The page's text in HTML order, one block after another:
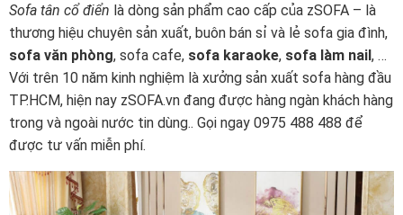
Sofa tân cổ điển là dòng sản phẩm cao cấp của zSOFA – là
thương hiệu chuyên sản xuất, buôn bán sỉ và lẻ sofa gia đình,
sofa văn phòng, sofa cafe, sofa karaoke, sofa làm nail , …
Với trên 10 năm kinh nghiệm là xưởng sản xuất sofa hàng đầu
TP.HCM, hiện nay zSOFA.vn đang được hàng ngàn khách hàng
trong và ngoài nước tin dùng.. Gọi ngay 0975 488 488 để
được tư vấn miễn phí.